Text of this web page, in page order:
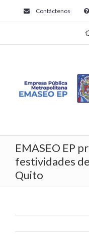
Contáctenos
EMASEO EP
festividades
Quito